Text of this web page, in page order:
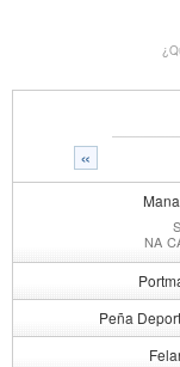
«
NA
Peña